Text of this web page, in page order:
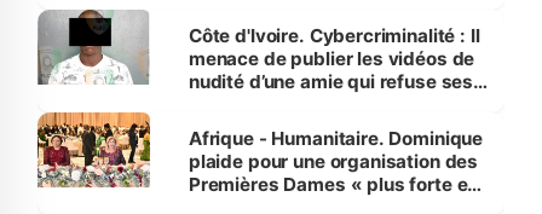
des Transports
Côte d'Ivoire. Cybercriminalité : Il
menace de publier les vidéos de
nudité d’une amie qui refuse ses
Afrique - Humanitaire. Dominique
plaide pour une organisation des
Premières Dames « plus forte et